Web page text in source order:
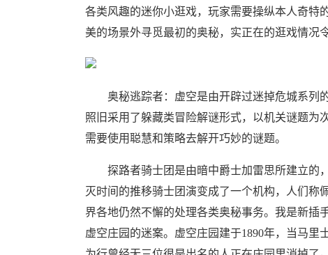
各类风趣的迷你小逛戏，玩家需要操纵本人奇特
美的场景外寻觅最初的奥秘，实正在的逛戏情况
奥秘逃踪者：虚空是由开辟过迷掉危城系列的
照旧采用了躲藏类冒险解谜形式，以机关谜题为
需要使用聪慧和策略去解开巧妙的谜题。
探路者骑士团是由暗中爵士加雷思所建立的
灭时间的推移骑士团演变成了一个机构，人们称
界各地仍然不懈的处理各类奥秘事务。我是新插
虚空庄园的迷案。虚空庄园建于1890年，当马